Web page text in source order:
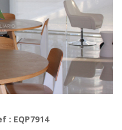
: EQP7914